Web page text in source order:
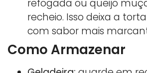
refogada ou queijo
recheio. Isso deixa a
com sabor mais
Como Armazenar